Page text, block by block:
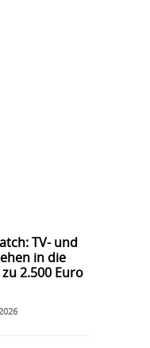
TV- und
in die
2.500 Euro